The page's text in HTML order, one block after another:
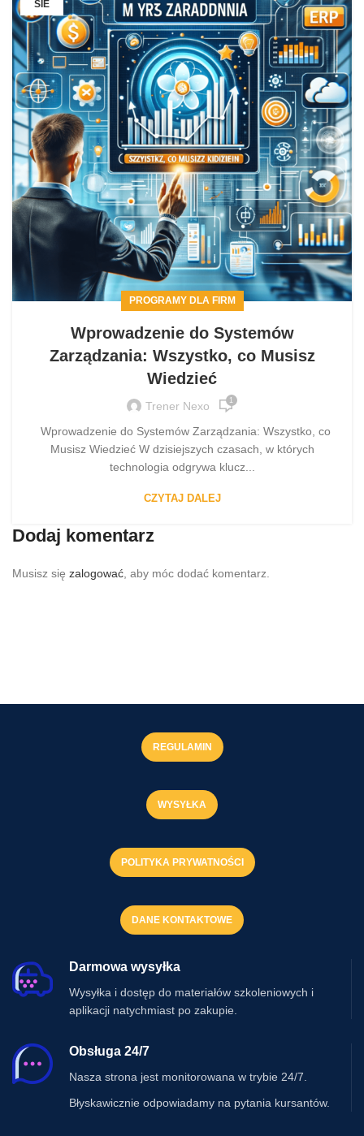
SIE
PROGRAMY DLA FIRM
Wprowadzenie do Systemów
Zarządzania: Wszystko, co Musisz
Wiedzieć
Trener Nexo 1
Wprowadzenie do Systemów Zarządzania: Wszystko, co
Musisz Wiedzieć W dzisiejszych czasach, w których
technologia odgrywa klucz...
CZYTAJ DALEJ
Dodaj komentarz
Musisz się zalogować , aby móc dodać komentarz.
REGULAMIN
WYSYŁKA
POLITYKA PRYWATNOŚCI
DANE KONTAKTOWE
Darmowa wysyłka
Wysyłka i dostęp do materiałów szkoleniowych i
aplikacji natychmiast po zakupie.
Obsługa 24/7
Nasza strona jest monitorowana w trybie 24/7.
Błyskawicznie odpowiadamy na pytania kursantów.